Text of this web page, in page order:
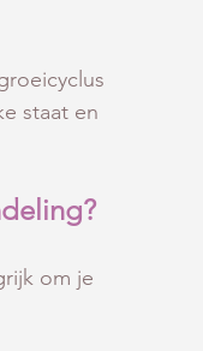
staat en
om je